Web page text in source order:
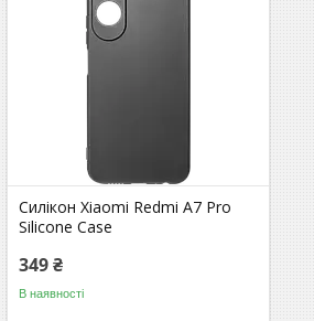
Силікон Xiaomi Redmi A7 Pro
Silicone Case
349 ₴
В наявності